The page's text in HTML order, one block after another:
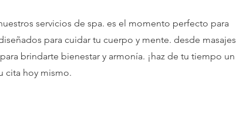
servicios de spa. es el momento perfecto para
para cuidar tu cuerpo y mente. desde masajes
brindarte bienestar y armonía. ¡haz de tu tiempo un
cita hoy mismo.